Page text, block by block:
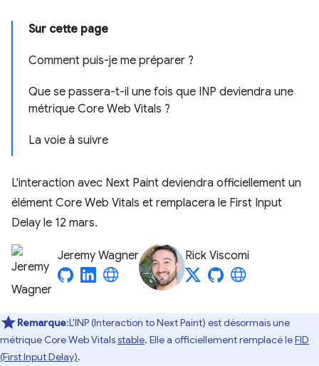
Sur cette page
Comment puis-je me préparer ?
Que se passera-t-il une fois que INP deviendra une
métrique Core Web Vitals ?
La voie à suivre
L'interaction avec Next Paint deviendra officiellement un
élément Core Web Vitals et remplacera le First Input
Delay le 12 mars.
Jeremy Wagner Rick Viscomi
Remarque:L'INP (Interaction to Next Paint) est désormais une
métrique Core Web Vitalsstable. Elle a officiellement remplacé leFID
(First Input Delay).